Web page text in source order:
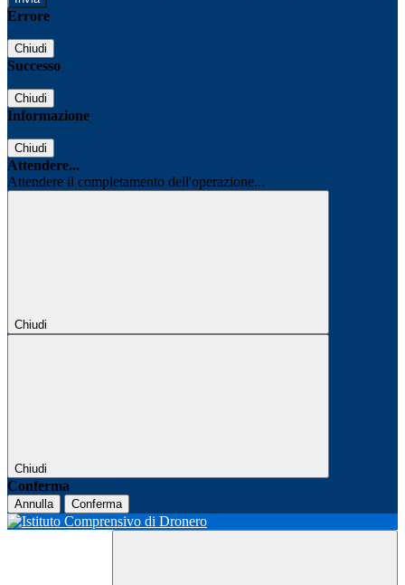
Errore
Chiudi
Successo
Chiudi
Informazione
Chiudi
Attendere...
Attendere il completamento dell'operazione...
Chiudi
Chiudi
Conferma
Annulla Conferma